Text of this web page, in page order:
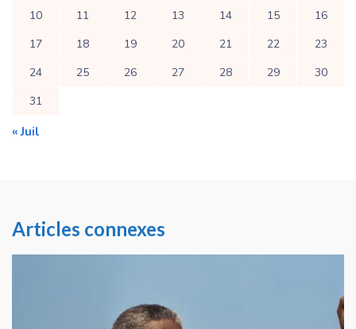
10
11 12 13 14 15
16
17
18 19 20 21 22
23
24
25 26 27 28 29
30
31
« Juil
Articles connexes